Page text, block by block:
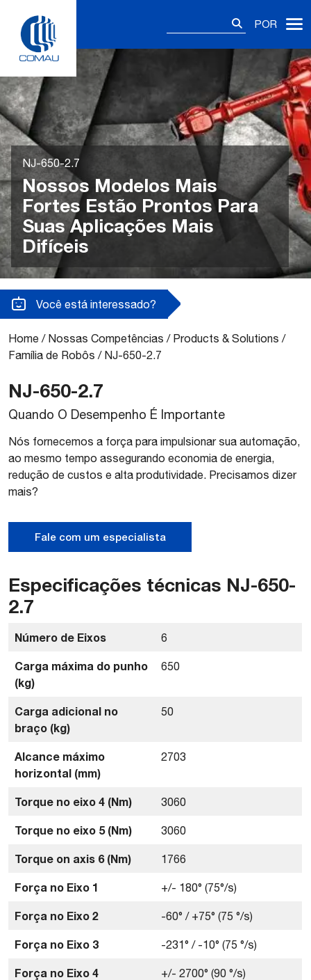
content
POR
NJ-650-2.7
Nossos Modelos Mais
Fortes Estão Prontos Para
Suas Aplicações Mais
Difíceis
Você está interessado?
Home / Nossas Competências / Products & Solutions /
Família de Robôs / NJ-650-2.7
NJ-650-2.7
Quando O Desempenho É Importante
Nós fornecemos a força para impulsionar sua automação,
ao mesmo tempo assegurando economia de energia,
redução de custos e alta produtividade. Precisamos dizer
mais?
Fale com um especialista
Especificações técnicas NJ-650-
2.7
Número de Eixos 6
Carga máxima do punho
(kg)
650
Carga adicional no
braço (kg)
50
Alcance máximo
horizontal (mm)
2703
Torque no eixo 4 (Nm) 3060
Torque no eixo 5 (Nm) 3060
Torque on axis 6 (Nm) 1766
Força no Eixo 1 +/- 180° (75°/s)
Força no Eixo 2 -60° / +75° (75 °/s)
Força no Eixo 3 -231° / -10° (75 °/s)
Força no Eixo 4 +/- 2700° (90 °/s)